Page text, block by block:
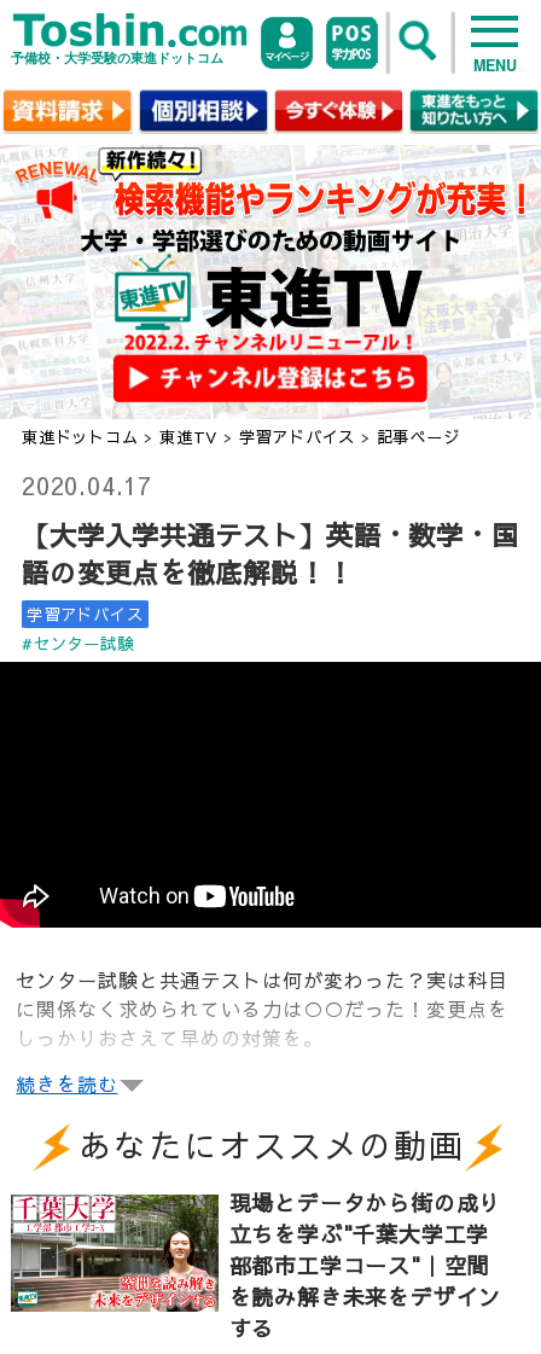
予備校・大学受験の東進ドットコム MENU
東進ドットコム > 東進TV > 学習アドバイス > 記事ページ
2020.04.17
【大学入学共通テスト】英語・数学・国
語の変更点を徹底解説！！
学習アドバイス
#センター試験
センター試験と共通テストは何が変わった？実は科目
に関係なく求められている力は○○だった！変更点を
しっかりおさえて早めの対策を。
［contents］
0:00 | 概要
0:36 | 英語についての変更点
1:20 | 国語についての変更点
2:06 | 数学についての変更点
続きを読む
あなたにオススメの動画
現場とデータから街の成り
立ちを学ぶ"千葉大学工学
部都市工学コース"｜空間
を読み解き未来をデザイン
する